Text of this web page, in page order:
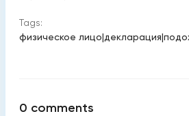
Tags:
физическое лицо|декларация|
0 comments